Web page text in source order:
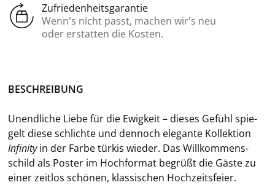
Zufriedenheitsgarantie
Wenn’s nicht passt, machen wir’s neu
oder erstatten die Kosten.
BE­SCHREI­BUNG
Un­end­li­che Liebe für die Ewig­keit – die­ses Ge­fühl spie­
gelt diese schlich­te und den­noch ele­gan­te Kol­lek­ti­on
In­fi­ni­tyin der Farbe tür­kis wie­der. Das Will­kom­mens­
schild als Pos­ter im Hoch­for­mat be­grüßt die Gäste zu
einer zeit­los schö­nen, klas­si­schen Hoch­zeits­fei­er.